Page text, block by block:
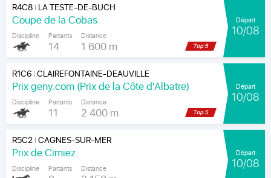
R4C8| LA TESTE-DE-BUCH
Coupe de la Cobas
Discipline Partants
14
Distance
1 600 m
Départ
10/08
R1C6|CLAIREFONTAINE-DEAUVILLE
Prix geny.com (Prix de la Côte d'Albatre)
Discipline Partants
11
Distance
2 400 m
Départ
10/08
R5C2|CAGNES-SUR-MER
Prix de Cimiez
Discipline Partants Distance
Départ
10/08